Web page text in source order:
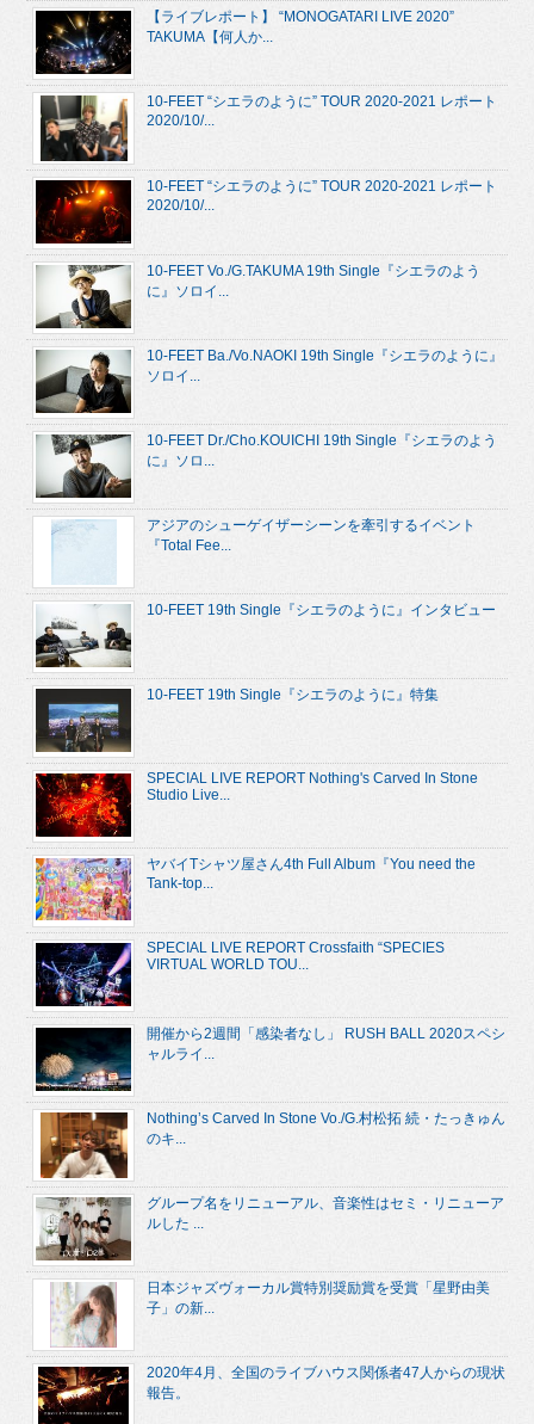
【ライブレポート】 “MONOGATARI LIVE 2020”
TAKUMA【何人か...
10-FEET “シエラのように” TOUR 2020-2021 レポート
2020/10/...
10-FEET “シエラのように” TOUR 2020-2021 レポート
2020/10/...
10-FEET Vo./G.TAKUMA 19th Single『シエラのよう
に』ソロイ...
10-FEET Ba./Vo.NAOKI 19th Single『シエラのように』
ソロイ...
10-FEET Dr./Cho.KOUICHI 19th Single『シエラのよう
に』ソロ...
アジアのシューゲイザーシーンを牽引するイベント
『Total Fee...
10-FEET 19th Single『シエラのように』インタビュー
10-FEET 19th Single『シエラのように』特集
SPECIAL LIVE REPORT Nothing's Carved In Stone
Studio Live...
ヤバイTシャツ屋さん4th Full Album『You need the
Tank-top...
SPECIAL LIVE REPORT Crossfaith “SPECIES
VIRTUAL WORLD TOU...
開催から2週間「感染者なし」 RUSH BALL 2020スペシ
ャルライ...
Nothing’s Carved In Stone Vo./G.村松拓 続・たっきゅん
のキ...
グループ名をリニューアル、音楽性はセミ・リニューア
ルした ...
日本ジャズヴォーカル賞特別奨励賞を受賞「星野由美
子」の新...
2020年4月、全国のライブハウス関係者47人からの現状
報告。